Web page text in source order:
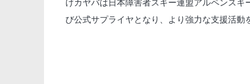
けカヤバは日本障害者スキー連盟アルペンス
び公式サプライヤとなり、より強力な支援活動